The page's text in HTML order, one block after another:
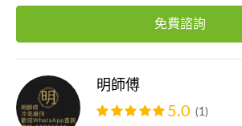
免費諮詢
明師傅
5.0 (1)